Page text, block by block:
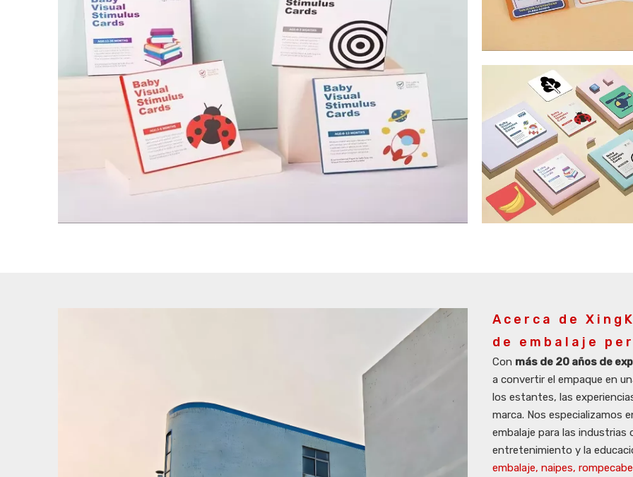
Tarjetas de
Acerca de
de embalaje
Con más de 20 años de
a convertir el empaque en
los estantes, las
marca. Nos especializamos
embalaje para las industrias
entretenimiento y la
embalaje, naipes,